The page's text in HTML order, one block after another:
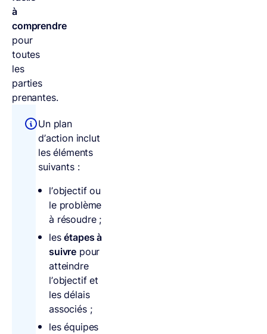
à
comprendre
pour
toutes
les
parties
prenantes.
Un plan
d’action inclut
les éléments
suivants :
l’objectif ou
le problème
à résoudre ;
lesétapes à
suivre pour
atteindre
l’objectif et
les délais
associés ;
les équipes